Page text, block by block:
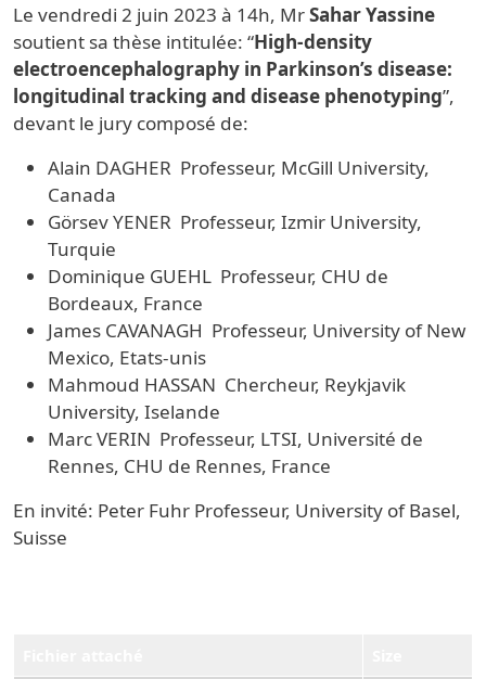
Le vendredi 2 juin 2023 à 14h, MrSahar Yassine
soutient sa thèse intitulée: “High-density
electroencephalography in Parkinson’s disease:
longitudinal tracking and disease phenotyping”,
devant le jury composé de:
Alain DAGHER Professeur, McGill University,
Canada
Görsev YENER Professeur, Izmir University,
Turquie
Dominique GUEHL Professeur, CHU de
Bordeaux, France
James CAVANAGH Professeur, University of New
Mexico, Etats-unis
Mahmoud HASSAN Chercheur, Reykjavik
University, Iselande
Marc VERIN Professeur, LTSI, Université de
Rennes, CHU de Rennes, France
En invité: Peter Fuhr Professeur, University of Basel,
Suisse